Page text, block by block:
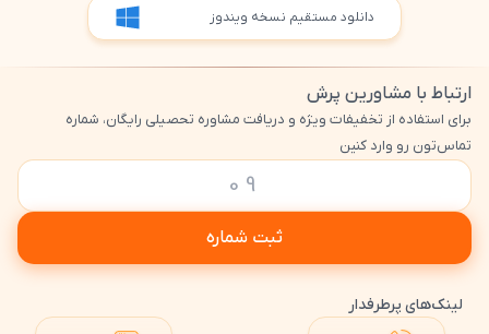
دانلود مستقیم نسخه ویندوز
ارتباط با مشاورین پرش
برای استفاده از تخفیفات ویژه و دریافت مشاوره تحصیلی رایگان، شماره
تماس‌تون رو وارد کنین
ثبت شماره
لینک‌های پرطرفدار